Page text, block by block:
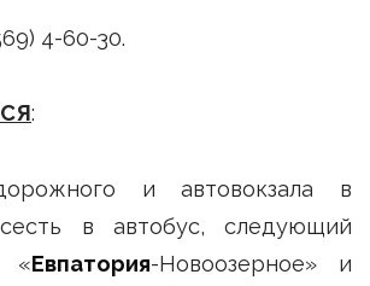
4-60-30.
:
и автовокзала в
в автобус, следующий
«Евпатория-Новоозерное» и